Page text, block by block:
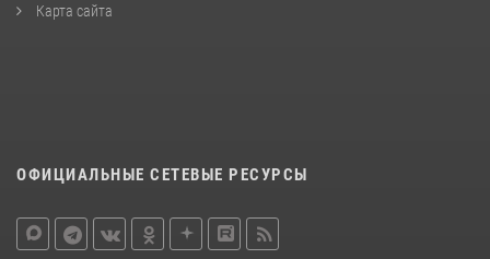
Карта сайта
ОФИЦИАЛЬНЫЕ СЕТЕВЫЕ РЕСУРСЫ